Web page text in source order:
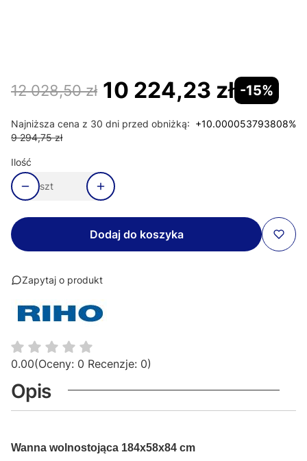
12 028,50 zł 10 224,23 zł -15%
Najniższa cena z 30 dni przed obniżką:
9 294,75 zł
+10.000053793808%
Ilość
szt
Dodaj do koszyka
Zapytaj o produkt
0.00(Oceny: 0 Recenzje: 0)
Opis
Wanna wolnostojąca 184x58x84 cm